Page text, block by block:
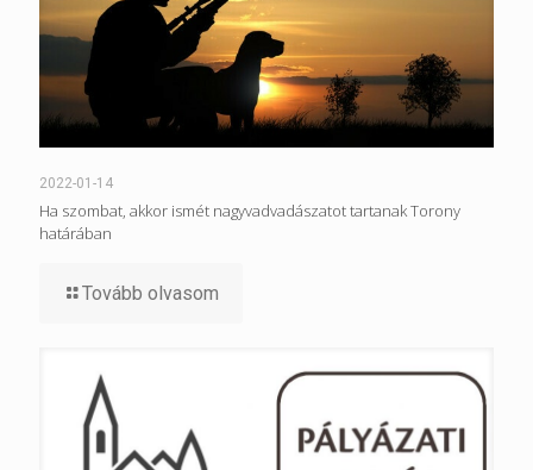
2022-01-14
Ha szombat, akkor ismét nagyvadvadászatot tartanak Torony
határában
Tovább olvasom